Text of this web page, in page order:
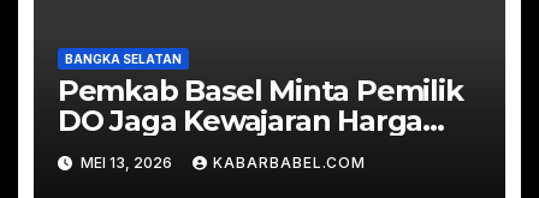
BANGKA SELATAN
Pemkab Basel Minta Pemilik
DO Jaga Kewajaran Harga
TBS
MEI 13, 2026 KABARBABEL.COM